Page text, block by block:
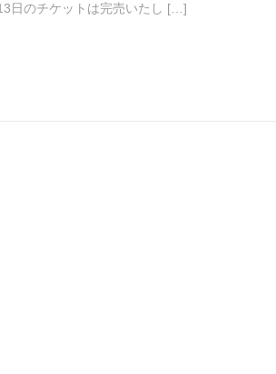
日のチケットは完売いたし […]